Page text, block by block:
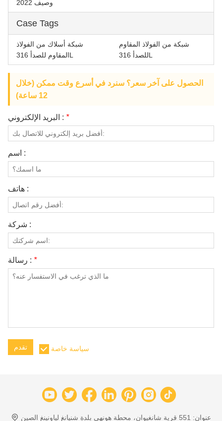
وصيف 2022
Case Tags
شبكة أسلاك من الفولاذ
المقاوم للصدأ 316L
شبكة من الفولاذ المقاوم
للصدأ 316L
الحصول على آخر سعر؟ سنرد في أسرع وقت ممكن (خلال
12 ساعة)
البريد الإلكتروني : *
اسم :
هاتف :
شركة :
رسالة : *
تقدم سياسة خاصة
عنوان: 551 قرية شانغيوان، محطة هونهي بلدة شنيانغ لياونينغ الصين